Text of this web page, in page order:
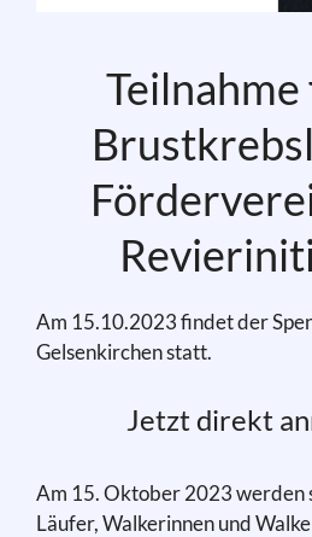
Am 15.10.2023 findet der
Gelsenkirchen statt.
Jetzt direkt
Am 15. Oktober 2023 werden
Läufer, Walkerinnen und